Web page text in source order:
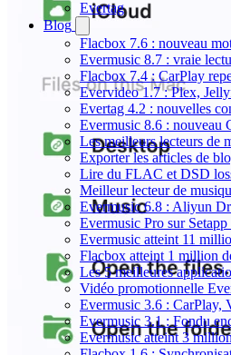
Evertag
Blog
Flacbox 7.6 : nouveau
Evermusic 8.7 : vraie
Flacbox 7.4 : CarPlay
Evervideo 1.7 : Plex,
Evertag 4.2 : nouvelles
Evermusic 8.6 : nouveau
Les meilleurs lecteurs de
Exporter les articles de
Lire du FLAC et DSD
Meilleur lecteur de
Evermusic 6.8 : Aliyun
Evermusic Pro sur
Evermusic atteint 11
Flacbox atteint 1 million
Les 5 meilleures
Vidéo promotionnelle
Evermusic 3.6 : CarPlay,
Evermusic 3.1 : Fondu
Evermusic atteint 3